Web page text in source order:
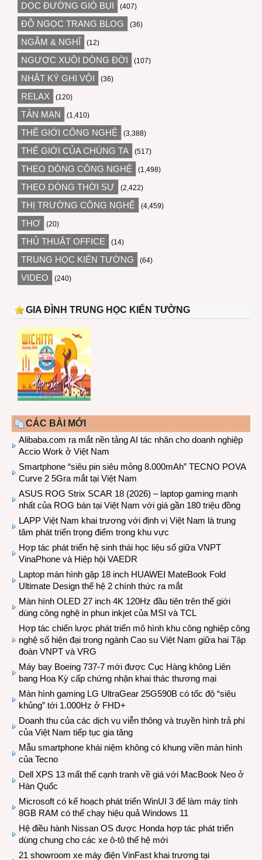
DỌC ĐƯỜNG GIÓ BỤI (407)
ĐỖ NGỌC TRANG BLOG (36)
NGẪM & NGHĨ (12)
NGƯỢC XUÔI DÒNG ĐỜI (107)
NHẬT KÝ GHI VỘI (36)
RELAX (120)
TẢN MẠN (1,410)
THẾ GIỚI CÔNG NGHỆ (3,388)
THẾ GIỚI CỦA CHÚNG TA (517)
THEO DÒNG CÔNG NGHỆ (1,498)
THEO DÒNG THỜI SỰ (2,422)
THỊ TRƯỜNG CÔNG NGHỆ (4,459)
THƠ (20)
THỦ THUẬT OFFICE (14)
TRUNG HỌC KIẾN TƯỜNG (64)
VIDEO (240)
GIA ĐÌNH TRUNG HỌC KIẾN TƯỜNG
CÁC BÀI MỚI
Alibaba.com ra mắt nền tảng AI tác nhân cho doanh nghiệp
Accio Work ở Việt Nam
Smartphone “siêu pin siêu mỏng 8.000mAh” TECNO POVA
Curve 2 5Gra mắt tại Việt Nam
ASUS ROG Strix SCAR 18 (2026) – laptop gaming mạnh
nhất của ROG bán tại Việt Nam với giá gần 180 triệu đồng
LAPP Việt Nam khai trương với định vị Việt Nam là trung
tâm phát triển trọng điểm trong khu vực
Hợp tác phát triển hệ sinh thái học liệu số giữa VNPT
VinaPhone và Hiệp hội VAEDR
Laptop màn hình gập 18 inch HUAWEI MateBook Fold
Ultimate Design thế hệ 2 chính thức ra mắt
Màn hình OLED 27 inch 4K 120Hz đầu tiên trên thế giới
dùng công nghệ in phun inkjet của MSI và TCL
Hợp tác chiến lược phát triển mô hình khu công nghiệp công
nghệ số hiện đại trong ngành Cao su Việt Nam giữa hai Tập
đoàn VNPT và VRG
Máy bay Boeing 737-7 mới được Cục Hàng không Liên
bang Hoa Kỳ cấp chứng nhận khai thác thương mại
Màn hình gaming LG UltraGear 25G590B có tốc độ “siêu
khủng” tới 1.000Hz ở FHD+
Doanh thu của các dịch vụ viễn thông và truyền hình trả phí
của Việt Nam tiếp tục gia tăng
Mẫu smartphone khái niệm không có khung viền màn hình
của Tecno
Dell XPS 13 mất thế cạnh tranh về giá với MacBook Neo ở
Hàn Quốc
Microsoft có kế hoạch phát triển WinUI 3 để làm máy tính
8GB RAM có thể chạy hiệu quả Windows 11
Hệ điều hành Nissan OS được Honda hợp tác phát triển
dùng chung cho các xe ô-tô thế hệ mới
21 showroom xe máy điện VinFast khai trương tại